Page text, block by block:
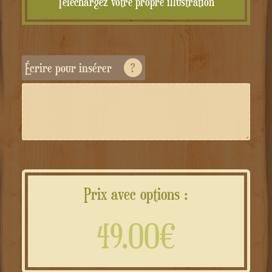
Écrire pour insérer ?
Prix avec options :
49.00€